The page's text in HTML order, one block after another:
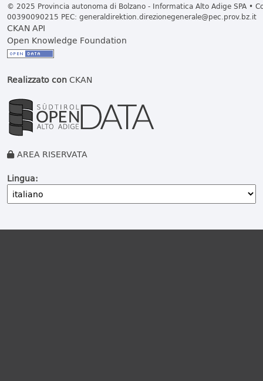
© 2025 Provincia autonoma di Bolzano - Informatica Alto Adige SPA •
00390090215 PEC: generaldirektion.direzionegenerale@pec.prov.bz.it
CKAN API
Open Knowledge Foundation
Realizzato conCKAN
AREA RISERVATA
Lingua